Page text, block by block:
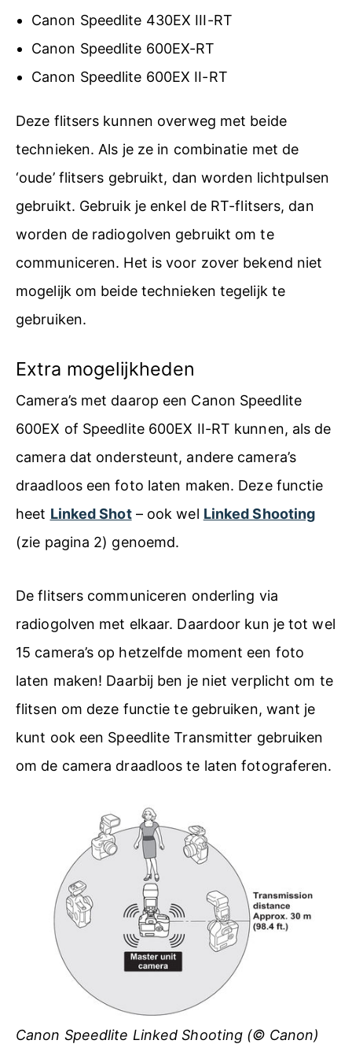
Canon Speedlite 430EX III-RT
Canon Speedlite 600EX-RT
Canon Speedlite 600EX II-RT
Deze flitsers kunnen overweg met beide
technieken. Als je ze in combinatie met de
‘oude’ flitsers gebruikt, dan worden lichtpulsen
gebruikt. Gebruik je enkel de RT-flitsers, dan
worden de radiogolven gebruikt om te
communiceren. Het is voor zover bekend niet
mogelijk om beide technieken tegelijk te
gebruiken.
Extra mogelijkheden
Camera’s met daarop een Canon Speedlite
600EX of Speedlite 600EX II-RT kunnen, als de
camera dat ondersteunt, andere camera’s
draadloos een foto laten maken. Deze functie
heet Linked Shot– ook wel Linked Shooting
(zie pagina 2) genoemd.
De flitsers communiceren onderling via
radiogolven met elkaar. Daardoor kun je tot wel
15 camera’s op hetzelfde moment een foto
laten maken! Daarbij ben je niet verplicht om te
flitsen om deze functie te gebruiken, want je
kunt ook een Speedlite Transmitter gebruiken
om de camera draadloos te laten fotograferen.
Canon Speedlite Linked Shooting (© Canon)